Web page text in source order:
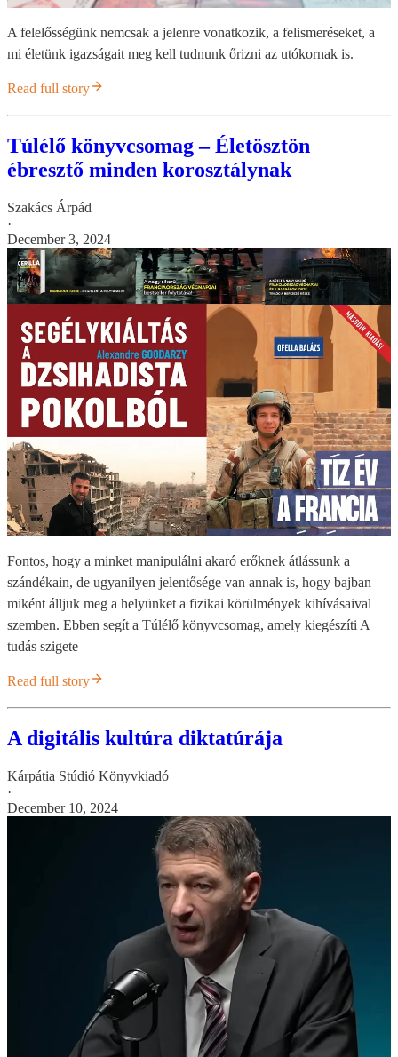
A felelősségünk nemcsak a jelenre vonatkozik, a felismeréseket, a
mi életünk igazságait meg kell tudnunk őrizni az utókornak is.
Read full story
Túlélő könyvcsomag – Életösztön
ébresztő minden korosztálynak
Szakács Árpád
·
December 3, 2024
Fontos, hogy a minket manipulálni akaró erőknek átlássunk a
szándékain, de ugyanilyen jelentősége van annak is, hogy bajban
miként álljuk meg a helyünket a fizikai körülmények kihívásaival
szemben. Ebben segít a Túlélő könyvcsomag, amely kiegészíti A
tudás szigete
Read full story
A digitális kultúra diktatúrája
Kárpátia Stúdió Könyvkiadó
·
December 10, 2024